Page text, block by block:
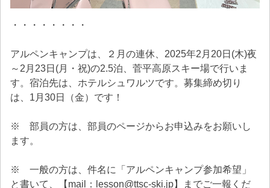
・・・・・・・・
アルペンキャンプは、２月の連休、2025年2月20日(木)夜
～2月23日(月・祝)の2.5泊、菅平高原スキー場で行いま
す。宿泊先は、ホテルシュワルツです。募集締め切り
は、1月30日（金）です！
※ 部員の方は、部員のページからお申込みをお願いし
ます。
※ 一般の方は、件名に「アルペンキャンプ参加希望」
と書いて、【mail：lesson@ttsc-ski.jp】までご一報くだ